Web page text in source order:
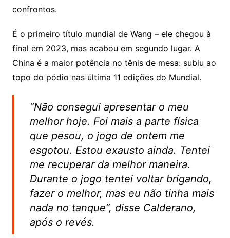
confrontos.
É o primeiro título mundial de Wang – ele chegou à
final em 2023, mas acabou em segundo lugar. A
China é a maior potência no tênis de mesa: subiu ao
topo do pódio nas última 11 edições do Mundial.
“Não consegui apresentar o meu
melhor hoje. Foi mais a parte física
que pesou, o jogo de ontem me
esgotou. Estou exausto ainda. Tentei
me recuperar da melhor maneira.
Durante o jogo tentei voltar brigando,
fazer o melhor, mas eu não tinha mais
nada no tanque”, disse Calderano,
após o revés.